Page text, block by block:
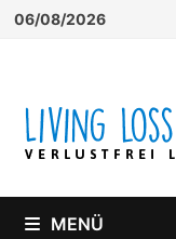
Zum
06/08/2026
MENÜ